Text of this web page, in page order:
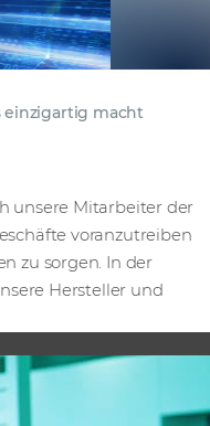
einzigartig macht
unsere Mitarbeiter der
voranzutreiben
zu sorgen. In der
Hersteller und